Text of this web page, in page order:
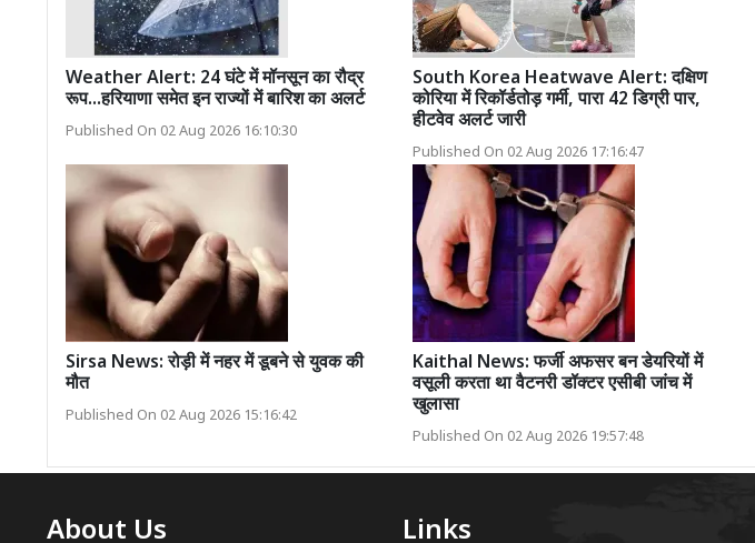
Weather Alert: 24 घंटे में मॉनसून का रौद्र
रूप...हरियाणा समेत इन राज्यों में बारिश का अलर्ट
Published On 02 Aug 2026 16:10:30
South Korea Heatwave Alert: दक्षिण
कोरिया में रिकॉर्डतोड़ गर्मी, पारा 42 डिग्री पार,
हीटवेव अलर्ट जारी
Published On 02 Aug 2026 17:16:47
Sirsa News: रोड़ी में नहर में डूबने से युवक की
मौत
Published On 02 Aug 2026 15:16:42
Kaithal News: फर्जी अफसर बन डेयरियों में
वसूली करता था वैटनरी डॉक्टर एसीबी जांच में
खुलासा
Published On 02 Aug 2026 19:57:48
About Us Links